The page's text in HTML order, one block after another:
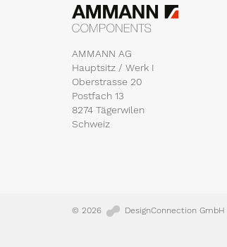
AMMANN AG
Hauptsitz / Werk I
Oberstrasse 20
Postfach 13
8274 Tägerwilen
Schweiz
© 2026 DesignConnection GmbH